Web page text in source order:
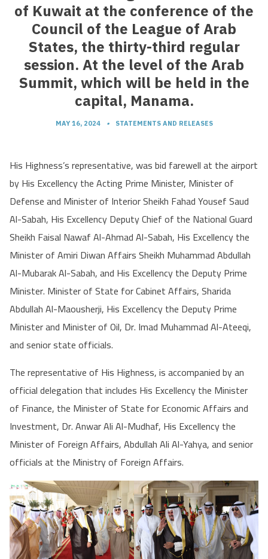
of Kuwait at the conference of the
Council of the League of Arab
States, the thirty-third regular
session. At the level of the Arab
Summit, which will be held in the
capital, Manama.
MAY 16, 2024 • STATEMENTS AND RELEASES
His Highness’s representative, was bid farewell at the airport
by His Excellency the Acting Prime Minister, Minister of
Defense and Minister of Interior Sheikh Fahad Yousef Saud
Al-Sabah, His Excellency Deputy Chief of the National Guard
Sheikh Faisal Nawaf Al-Ahmad Al-Sabah, His Excellency the
Minister of Amiri Diwan Affairs Sheikh Muhammad Abdullah
Al-Mubarak Al-Sabah, and His Excellency the Deputy Prime
Minister. Minister of State for Cabinet Affairs, Sharida
Abdullah Al-Maousherji, His Excellency the Deputy Prime
Minister and Minister of Oil, Dr. Imad Muhammad Al-Ateeqi,
and senior state officials.
The representative of His Highness, is accompanied by an
official delegation that includes His Excellency the Minister
of Finance, the Minister of State for Economic Affairs and
Investment, Dr. Anwar Ali Al-Mudhaf, His Excellency the
Minister of Foreign Affairs, Abdullah Ali Al-Yahya, and senior
officials at the Ministry of Foreign Affairs.